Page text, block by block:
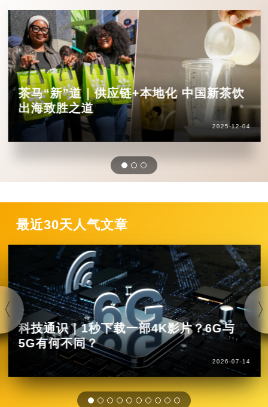
茶马“新”道｜供应链+本地化 中国新茶饮
出海致胜之道
2025-12-04
最近30天人气文章
科技通识｜1秒下载一部4K影片？6G与
5G有何不同？
2026-07-14